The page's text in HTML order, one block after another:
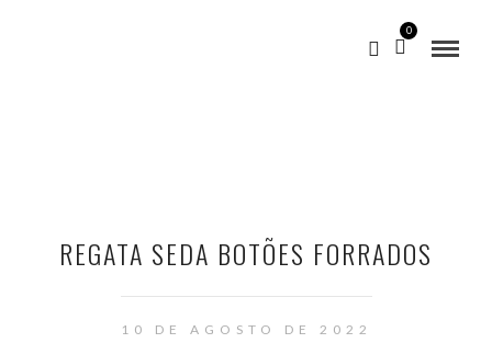
0
REGATA SEDA BOTÕES FORRADOS
10 DE AGOSTO DE 2022